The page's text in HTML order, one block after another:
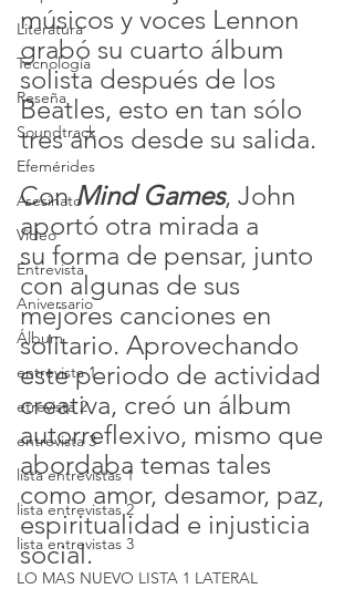
Literatura
Tecnología
Reseña
Soundtrack
Efemérides
Asesinato
Video
Entrevista
Aniversario
Álbum
entrevista 1
etrevista 2
entrevista 3
lista entrevistas 1
lista entrevistas 2
lista entrevistas 3
LO MAS NUEVO LISTA 1 LATERAL
músicos y voces Lennon
grabó su cuarto álbum
solista después de los
Beatles, esto en tan sólo
tres años desde su salida.
Con Mind Games, John
aportó otra mirada a
su forma de pensar, junto
con algunas de sus
mejores canciones en
solitario. Aprovechando
este periodo de actividad
creativa, creó un álbum
autorreflexivo, mismo que
abordaba temas tales
como amor, desamor, paz,
espiritualidad e injusticia
social.